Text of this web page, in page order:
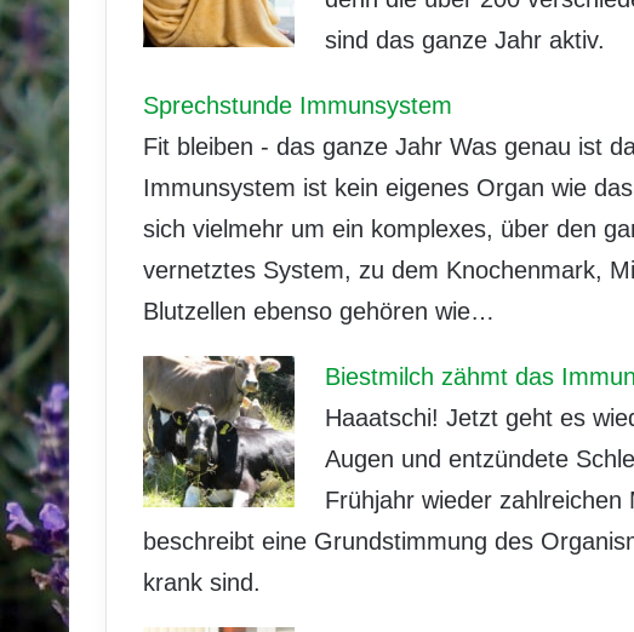
sind das ganze Jahr aktiv.
Sprechstunde Immunsystem
Fit bleiben - das ganze Jahr Was genau ist
Immunsystem ist kein eigenes Organ wie
sich vielmehr um ein komplexes, über den
vernetztes System, zu dem Knochenmark,
Blutzellen ebenso gehören wie…
Biestmilch zähmt das
Haaatschi! Jetzt geht es
Augen und entzündete
Frühjahr wieder
beschreibt eine Grundstimmung des
krank sind.